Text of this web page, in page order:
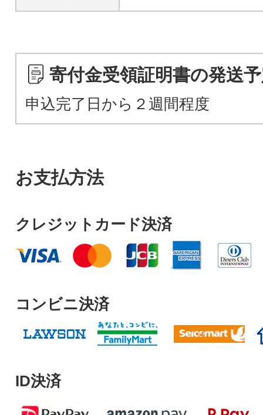
寄付金受領証明書の発送
申込完了日から２週間程度
お支払方法
クレジットカード決済
コンビニ決済
ID決済